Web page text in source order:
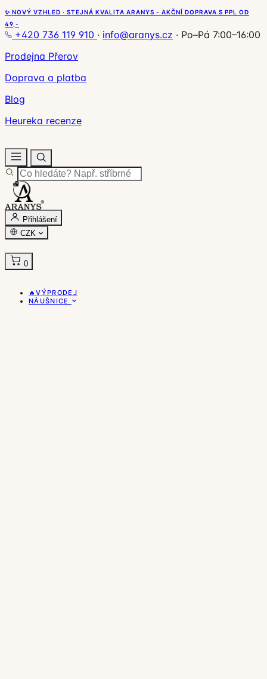
✨ NOVÝ VZHLED · STEJNÁ KVALITA ARANYS - AKČNÍ DOPRAVA S PPL OD
49,-
+420 736 119 910 · info@aranys.cz · Po–Pá 7:00–16:00
Prodejna Přerov
Doprava a platba
Blog
Heureka recenze
Přihlášení
CZK
0
🔥VÝPRODEJ
NÁUŠNICE